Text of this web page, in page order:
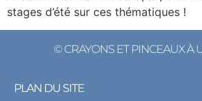
stages d’été sur ces thématiques !
© CRAYONS ET PINCEAUX À
PLAN DU SITE